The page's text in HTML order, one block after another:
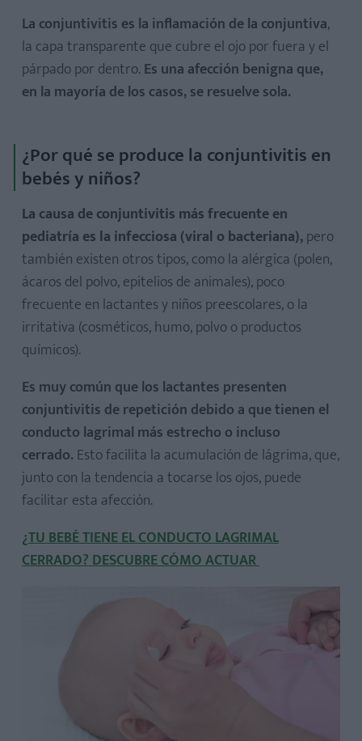
La conjuntivitis es la inflamación de la conjuntiva,
la capa transparente que cubre el ojo por fuera y el
párpado por dentro. Es una afección benigna que,
en la mayoría de los casos, se resuelve sola.
¿Por qué se produce la conjuntivitis en
bebés y niños?
La causa de conjuntivitis más frecuente en
pediatría es la infecciosa (viral o bacteriana),pero
también existen otros tipos, como la alérgica (polen,
ácaros del polvo, epitelios de animales), poco
frecuente en lactantes y niños preescolares, o la
irritativa (cosméticos, humo, polvo o productos
químicos).
Es muy común que los lactantes presenten
conjuntivitis de repetición debido a que tienen el
conducto lagrimal más estrecho o incluso
cerrado. Esto facilita la acumulación de lágrima, que,
junto con la tendencia a tocarse los ojos, puede
facilitar esta afección.
¿TU BEBÉ TIENE EL CONDUCTO LAGRIMAL
CERRADO? DESCUBRE CÓMO ACTUAR